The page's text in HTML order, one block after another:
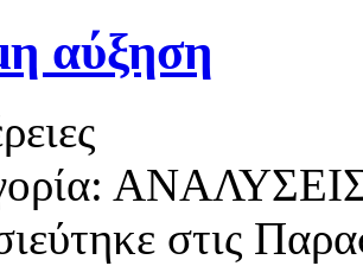
αύξηση
στις